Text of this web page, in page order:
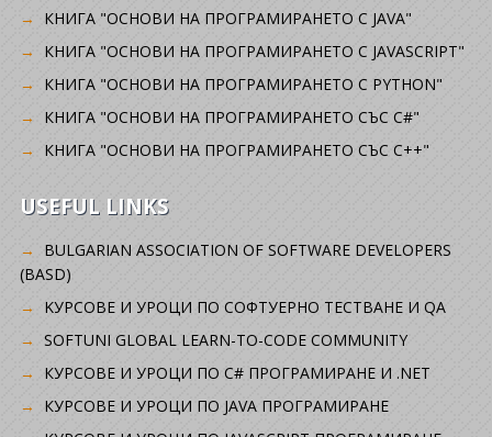
КНИГА "ОСНОВИ НА ПРОГРАМИРАНЕТО С JAVA"
КНИГА "ОСНОВИ НА ПРОГРАМИРАНЕТО С JAVASCRIPT"
КНИГА "ОСНОВИ НА ПРОГРАМИРАНЕТО С PYTHON"
КНИГА "ОСНОВИ НА ПРОГРАМИРАНЕТО СЪС C#"
КНИГА "ОСНОВИ НА ПРОГРАМИРАНЕТО СЪС C++"
USEFUL LINKS
BULGARIAN ASSOCIATION OF SOFTWARE DEVELOPERS
(BASD)
KУРСОВЕ И УРОЦИ ПО СОФТУЕРНО ТЕСТВАНЕ И QA
SOFTUNI GLOBAL LEARN-TO-CODE COMMUNITY
КУРСОВЕ И УРОЦИ ПО C# ПРОГРАМИРАНЕ И .NET
КУРСОВЕ И УРОЦИ ПО JAVA ПРОГРАМИРАНЕ